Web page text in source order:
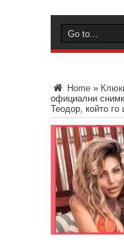
Home »
официални
Теодор, който го